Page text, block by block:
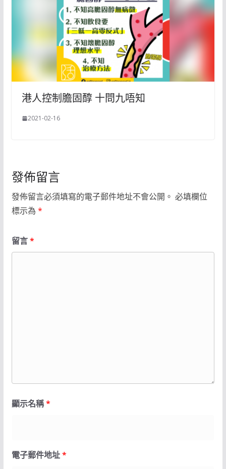
港人控制膽固醇 十問九唔知
2021-02-16
發佈留言
發佈留言必須填寫的電子郵件地址不會公開。 必填欄位
標示為 *
留言*
顯示名稱*
電子郵件地址*